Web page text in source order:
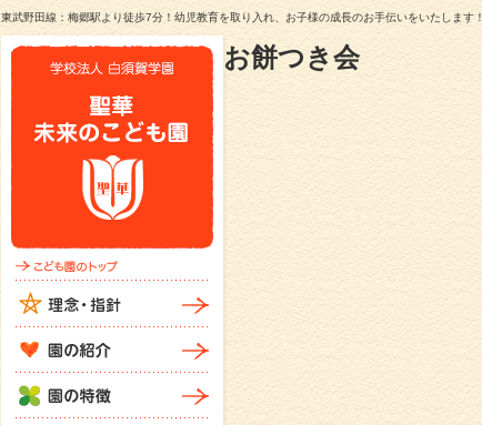
東武野田線：梅郷駅より徒歩7分！幼児教育を取り入れ、お子様の成長のお手伝いをいたします！
お餅つき会